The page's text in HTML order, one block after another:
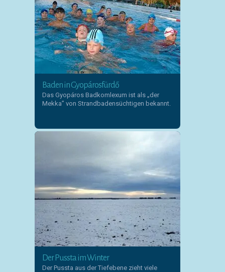
Baden in Gyopárosfürdő
Das Gyopáros Badkomlexum ist als „der
Mekka” von Strandbadensüchtigen bekannt.
Der Pussta im Winter
Der Pussta aus der Tiefebene zieht viele